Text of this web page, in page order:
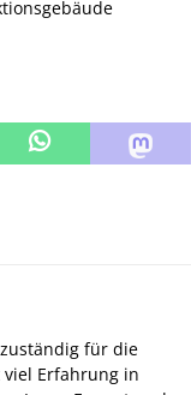
für die
viel Erfahrung in